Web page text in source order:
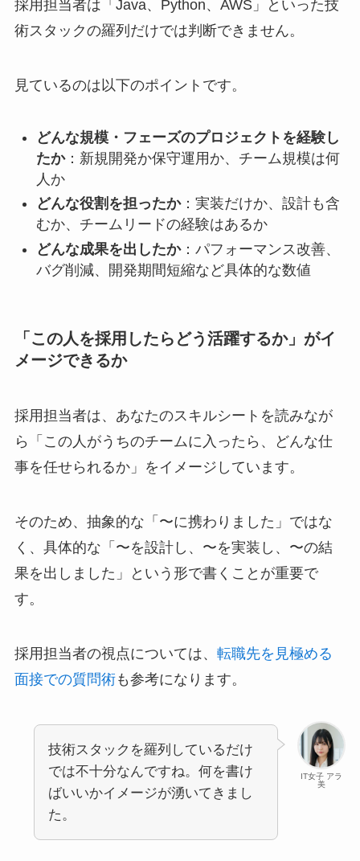
採用担当者は「Java、Python、AWS」といった技
術スタックの羅列だけでは判断できません。
見ているのは以下のポイントです。
どんな規模・フェーズのプロジェクトを経験し
たか：新規開発か保守運用か、チーム規模は何
人か
どんな役割を担ったか：実装だけか、設計も含
むか、チームリードの経験はあるか
どんな成果を出したか：パフォーマンス改善、
バグ削減、開発期間短縮など具体的な数値
「この人を採用したらどう活躍するか」がイ
メージできるか
採用担当者は、あなたのスキルシートを読みなが
ら「この人がうちのチームに入ったら、どんな仕
事を任せられるか」をイメージしています。
そのため、抽象的な「〜に携わりました」ではな
く、具体的な「〜を設計し、〜を実装し、〜の結
果を出しました」という形で書くことが重要で
す。
採用担当者の視点については、 転職先を見極める
面接での質問術も参考になります。
IT女子 アラ
美
技術スタックを羅列しているだけ
では不十分なんですね。何を書け
ばいいかイメージが湧いてきまし
た。